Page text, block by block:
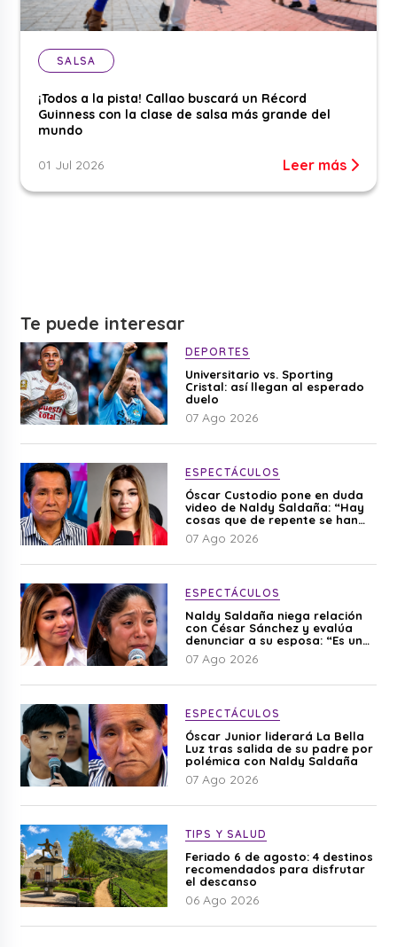
SALSA
¡Todos a la pista! Callao buscará un Récord
Guinness con la clase de salsa más grande del
mundo
01 Jul 2026 Leer más
Te puede interesar
DEPORTES
Universitario vs. Sporting
Cristal: así llegan al esperado
duelo
07 Ago 2026
ESPECTÁCULOS
Óscar Custodio pone en duda
video de Naldy Saldaña: “Hay
cosas que de repente se han
editado”
07 Ago 2026
ESPECTÁCULOS
Naldy Saldaña niega relación
con César Sánchez y evalúa
denunciar a su esposa: “Es una
difamación”
07 Ago 2026
ESPECTÁCULOS
Óscar Junior liderará La Bella
Luz tras salida de su padre por
polémica con Naldy Saldaña
07 Ago 2026
TIPS Y SALUD
Feriado 6 de agosto: 4 destinos
recomendados para disfrutar
el descanso
06 Ago 2026